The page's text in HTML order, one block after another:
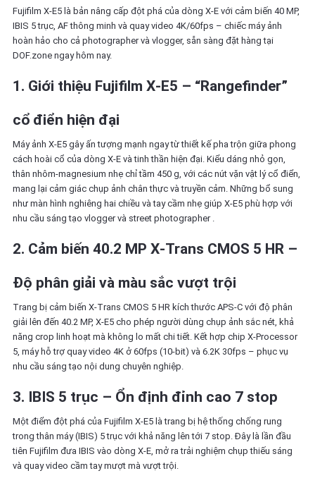
Fujifilm X-E5 là bản nâng cấp đột phá của dòng X-E với cảm biến 40 MP,
IBIS 5 trục, AF thông minh và quay video 4K/60fps – chiếc máy ảnh
hoàn hảo cho cả photographer và vlogger, sẵn sàng đặt hàng tại
DOF.zone ngay hôm nay.
1. Giới thiệu Fujifilm X‑E5 – “Rangefinder”
cổ điển hiện đại
Máy ảnh X‑E5 gây ấn tượng mạnh ngay từ thiết kế pha trộn giữa phong
cách hoài cổ của dòng X‑E và tinh thần hiện đại. Kiểu dáng nhỏ gọn,
thân nhôm-magnesium nhẹ chỉ tầm 450 g, với các nút vặn vật lý cổ điển,
mang lại cảm giác chụp ảnh chân thực và truyền cảm. Những bổ sung
như màn hình nghiêng hai chiều và tay cầm nhẹ giúp X‑E5 phù hợp với
nhu cầu sáng tạo vlogger và street photographer
2. Cảm biến 40.2 MP X‑Trans CMOS 5 HR –
Độ phân giải và màu sắc vượt trội
Trang bị cảm biến X‑Trans CMOS 5 HR kích thước APS‑C với độ phân
giải lên đến 40.2 MP, X‑E5 cho phép người dùng chụp ảnh sắc nét, khả
năng crop linh hoạt mà không lo mất chi tiết. Kết hợp chip X‑Processor
5, máy hỗ trợ quay video 4K ở 60fps (10‑bit) và 6.2K 30fps – phục vụ
nhu cầu sáng tạo nội dung chuyên nghiệp
3. IBIS 5 trục – Ổn định đỉnh cao 7 stop
Một điểm đột phá của Fujifilm X‑E5 là trang bị hệ thống chống rung
trong thân máy (IBIS) 5 trục với khả năng lên tới 7 stop. Đây là lần đầu
tiên Fujifilm đưa IBIS vào dòng X‑E, mở ra trải nghiệm chụp thiếu sáng
và quay video cầm tay mượt mà vượt trội.